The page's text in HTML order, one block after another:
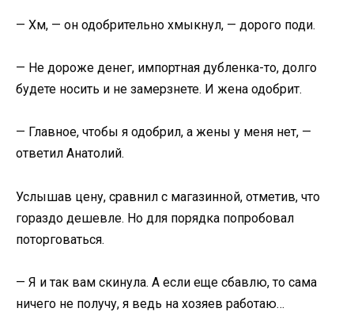
— Хм, — он одобрительно хмыкнул, — дорого поди.
— Не дороже денег, импортная дубленка-то, долго
будете носить и не замерзнете. И жена одобрит.
— Главное, чтобы я одобрил, а жены у меня нет, —
ответил Анатолий.
Услышав цену, сравнил с магазинной, отметив, что
гораздо дешевле. Но для порядка попробовал
поторговаться.
— Я и так вам скинула. А если еще сбавлю, то сама
ничего не получу, я ведь на хозяев работаю…